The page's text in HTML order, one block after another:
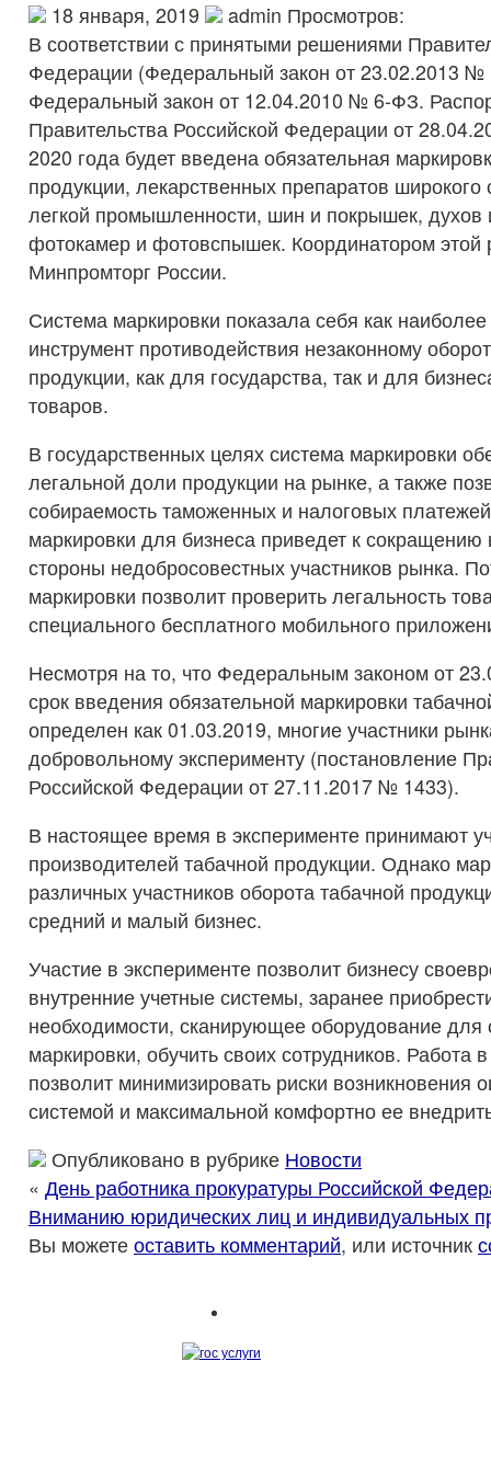
18 января, 2019
admin Просмотров:
В соответствии с принятыми решениями
Федерации (Федеральный закон от 23.02.2013
Федеральный закон от 12.04.2010 № 6-ФЗ.
Правительства Российской Федерации от
2020 года будет введена обязательная
продукции, лекарственных препаратов широкого
легкой промышленности, шин и покрышек, духов
фотокамер и фотовспышек. Координатором этой
Минпромторг России.
Система маркировки показала себя как
инструмент противодействия незаконному
продукции, как для государства, так и для
товаров.
В государственных целях система маркировки
легальной доли продукции на рынке, а также
собираемость таможенных и налоговых
маркировки для бизнеса приведет к сокращению
стороны недобросовестных участников рынка.
маркировки позволит проверить легальность
специального бесплатного мобильного
Несмотря на то, что Федеральным законом от
срок введения обязательной маркировки
определен как 01.03.2019, многие участники
добровольному эксперименту (постановление
Российской Федерации от 27.11.2017 № 1433).
В настоящее время в эксперименте принимают
производителей табачной продукции. Однако
различных участников оборота табачной
средний и малый бизнес.
Участие в эксперименте позволит бизнесу
внутренние учетные системы, заранее
необходимости, сканирующее оборудование для
маркировки, обучить своих сотрудников. Работа
позволит минимизировать риски возникновения
системой и максимальной комфортно ее
Опубликовано в рубрике Новости
« День работника прокуратуры Российской
Вниманию юридических лиц и индивидуальных
Вы можете оставить комментарий, или источник